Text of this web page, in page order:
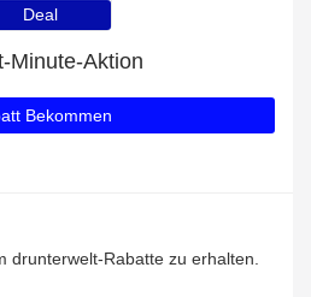
Deal
Minute-Aktion
Bekommen
drunterwelt-Rabatte zu erhalten.